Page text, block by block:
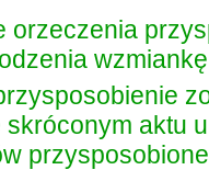
orzeczenia
skróconym aktu